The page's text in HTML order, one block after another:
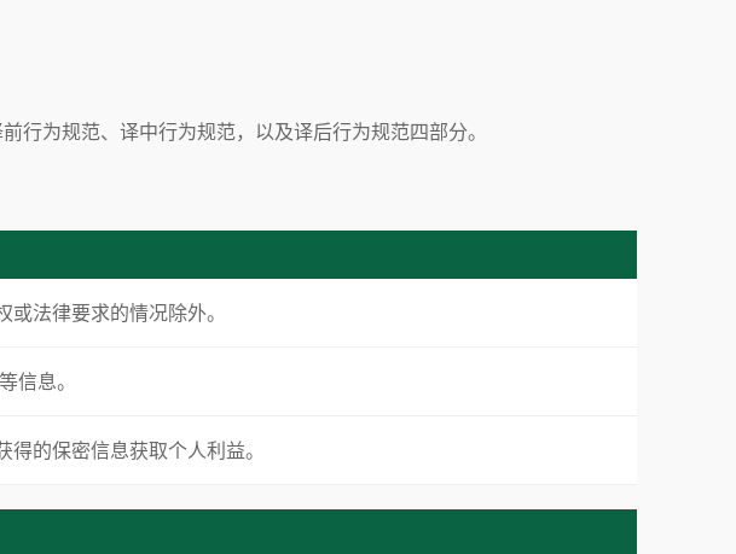
为规范、译中行为规范，以及译后行为规范四部分。
法律要求的情况除外。
信息。
的保密信息获取个人利益。